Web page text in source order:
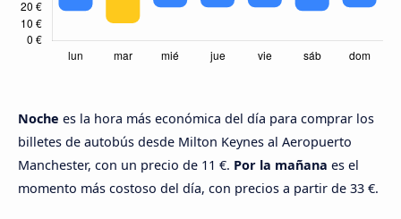
Noche es la hora más económica del día para comprar los
billetes de autobús desde Milton Keynes al Aeropuerto
Manchester, con un precio de 11 €. Por la mañana es el
momento más costoso del día, con precios a partir de 33 €.